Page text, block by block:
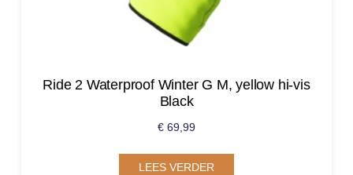
Ride 2 Waterproof Winter G M, yellow hi-vis
Black
€ 69,99
LEES VERDER